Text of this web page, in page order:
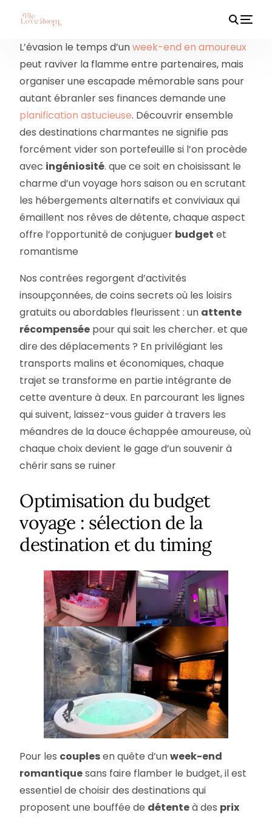
L’évasion le temps d’unweek-end en amoureux
peut raviver la flamme entre partenaires, mais
organiser une escapade mémorable sans pour
autant ébranler ses finances demande une
planification astucieuse. Découvrir ensemble
des destinations charmantes ne signifie pas
forcément vider son portefeuille si l’on procède
avec ingéniosité. que ce soit en choisissant le
charme d’un voyage hors saison ou en scrutant
les hébergements alternatifs et conviviaux qui
émaillent nos rêves de détente, chaque aspect
offre l’opportunité de conjuguer budget et
romantisme
Nos contrées regorgent d’activités
insoupçonnées, de coins secrets où les loisirs
gratuits ou abordables fleurissent : un attente
récompensée pour qui sait les chercher. et que
dire des déplacements ? En privilégiant les
transports malins et économiques, chaque
trajet se transforme en partie intégrante de
cette aventure à deux. En parcourant les lignes
qui suivent, laissez-vous guider à travers les
méandres de la douce échappée amoureuse, où
chaque choix devient le gage d’un souvenir à
chérir sans se ruiner
Optimisation du budget
voyage : sélection de la
destination et du timing
Pour les couplesen quête d’unweek-end
romantiquesans faire flamber le budget, il est
essentiel de choisir des destinations qui
proposent une bouffée de détenteà des prix
HOT